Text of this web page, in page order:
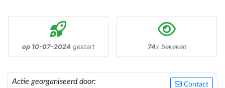
op 10-07-2024 gestart 74x bekeken
Contact
Actie georganiseerd door: